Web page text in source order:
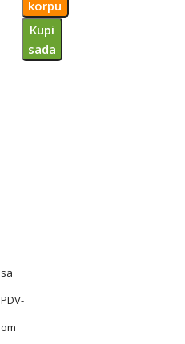
sa
PDV-
om
korpu
Kupi
sada